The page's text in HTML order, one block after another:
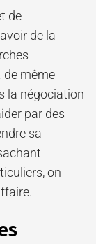
de
de la
même
la négociation
par des
sa
on